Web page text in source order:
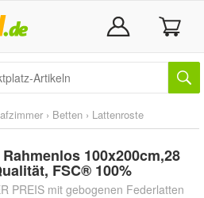
› Betten › Lattenroste
100x200cm,28
FSC® 100%
PREIS mit gebogenen Federlatten